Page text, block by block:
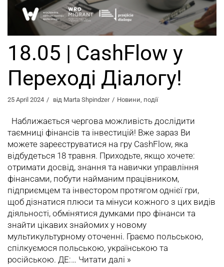
18.05 | CashFlow у
Переході Діалогу!
25 April 2024 від Marta Shpindzer Новини події
Наближається чергова можливість дослідити
таємниці фінансів та інвестицій! Вже зараз Ви
можете зареєструватися на гру CashFlow, яка
відбудеться 18 травня. Приходьте, якщо хочете:
отримати досвід, знання та навички управління
фінансами, побути найманим працівником,
підприємцем та інвестором протягом однієї гри,
щоб дізнатися плюси та мінуси кожного з цих видів
діяльності, обмінятися думками про фінанси та
знайти цікавих знайомих у новому
мультикультурному оточенні. Граємо польською,
спілкуємося польською, українською та
російською. ДЕ:… Читати далі »